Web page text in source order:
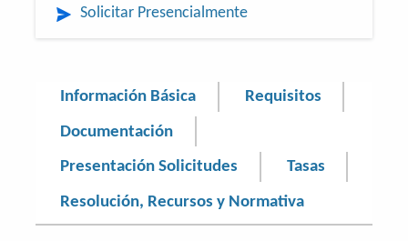
Solicitar Presencialmente
Información Básica Requisitos
Documentación
Presentación Solicitudes Tasas
Resolución, Recursos y Normativa